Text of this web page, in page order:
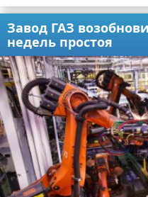
Завод ГАЗ
недель простоя